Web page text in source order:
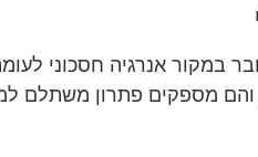
במקור אנרגיה חסכוני
והם מספקים פתרון משתלם